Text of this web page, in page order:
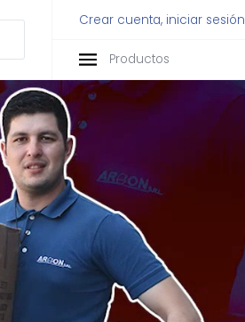
Crear cuenta, iniciar sesión
Productos